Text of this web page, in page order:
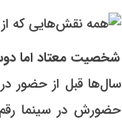
شخصیت معتاد اما
سال‌ها قبل از حضور
حضورش در سینما رقم